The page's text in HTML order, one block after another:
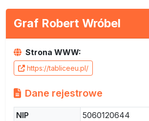
Graf Robert Wróbel
Strona WWW:
https://tabliceeu.pl/
Dane rejestrowe
NIP 5060120644